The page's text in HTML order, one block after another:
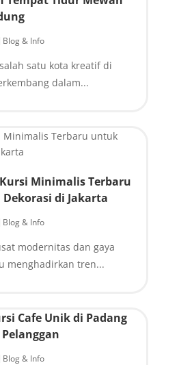
Blog & Info
satu kota kreatif di
dalam...
Minimalis Terbaru
di Jakarta
Blog & Info
modernitas dan gaya
menghadirkan tren...
Cafe Unik di Padang
Blog & Info